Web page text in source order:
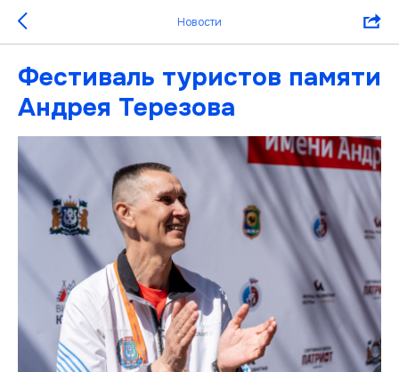
Новости
Фестиваль туристов памяти
Андрея Терезова